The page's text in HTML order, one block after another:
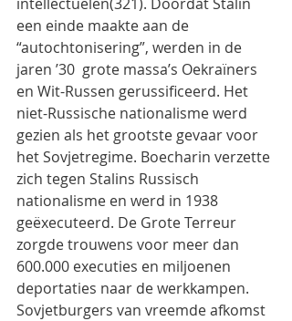
een einde maakte aan de
“autochtonisering”, werden in de
jaren ’30  grote massa’s Oekraïners
en Wit-Russen gerussificeerd. Het
niet-Russische nationalisme werd
gezien als het grootste gevaar voor
het Sovjetregime. Boecharin verzette
zich tegen Stalins Russisch
nationalisme en werd in 1938
geëxecuteerd. De Grote Terreur
zorgde trouwens voor meer dan
600.000 executies en miljoenen
deportaties naar de werkkampen.
Sovjetburgers van vreemde afkomst